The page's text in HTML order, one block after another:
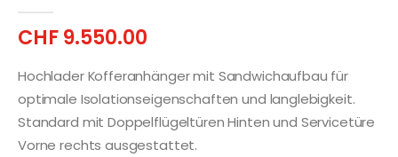
CHF9.550.00
Hochlader Kofferanhänger mit Sandwichaufbau für
optimale Isolationseigenschaften und langlebigkeit.
Standard mit Doppelflügeltüren Hinten und Servicetüre
Vorne rechts ausgestattet.